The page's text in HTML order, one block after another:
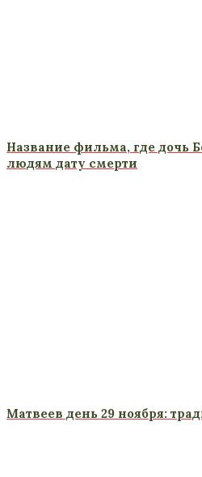
Название фильма, где дочь
людям дату смерти
Матвеев день 29 ноября: